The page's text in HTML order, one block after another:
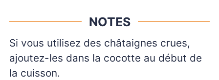
NOTES
Si vous utilisez des châtaignes crues,
ajoutez-les dans la cocotte au début de
la cuisson.